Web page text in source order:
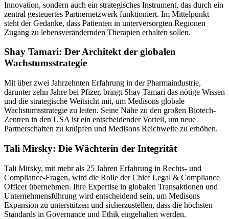
Innovation, sondern auch ein strategisches Instrument, das durch ein
zentral gesteuertes Partnernetzwerk funktioniert. Im Mittelpunkt
steht der Gedanke, dass Patienten in unterversorgten Regionen
Zugang zu lebensverändernden Therapien erhalten sollen.
Shay Tamari: Der Architekt der globalen
Wachstumsstrategie
Mit über zwei Jahrzehnten Erfahrung in der Pharmaindustrie,
darunter zehn Jahre bei Pfizer, bringt Shay Tamari das nötige Wissen
und die strategische Weitsicht mit, um Medisons globale
Wachstumsstrategie zu leiten. Seine Nähe zu den großen Biotech-
Zentren in den USA ist ein entscheidender Vorteil, um neue
Partnerschaften zu knüpfen und Medisons Reichweite zu erhöhen.
Tali Mirsky: Die Wächterin der Integrität
Tali Mirsky, mit mehr als 25 Jahren Erfahrung in Rechts- und
Compliance-Fragen, wird die Rolle der Chief Legal & Compliance
Officer übernehmen. Ihre Expertise in globalen Transaktionen und
Unternehmensführung wird entscheidend sein, um Medisons
Expansion zu unterstützen und sicherzustellen, dass die höchsten
Standards in Governance und Ethik eingehalten werden.